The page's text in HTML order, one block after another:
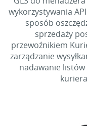
wykorzystywania
sposób
sprzedaży
przewoźnikiem
zarządzanie
nadawanie